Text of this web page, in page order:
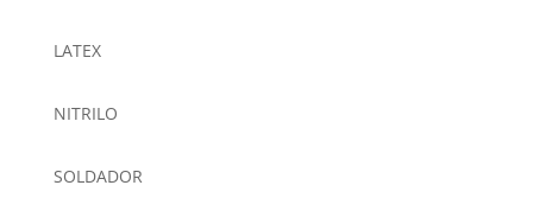
LATEX
NITRILO
SOLDADOR